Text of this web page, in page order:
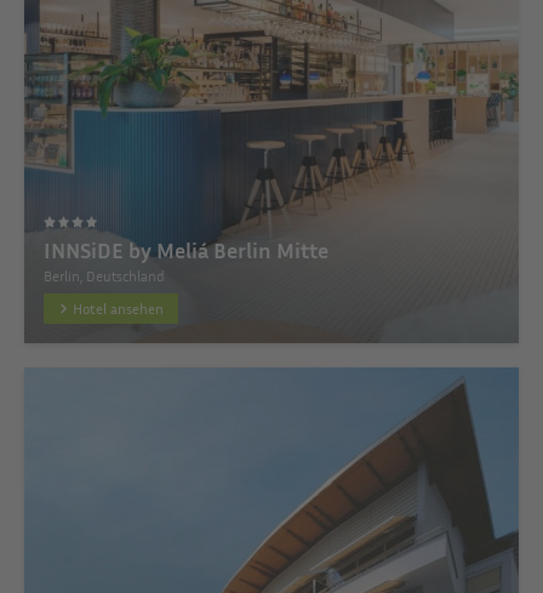
INNSiDE by Meliá Berlin Mitte
Berlin, Deutschland
Hotel ansehen